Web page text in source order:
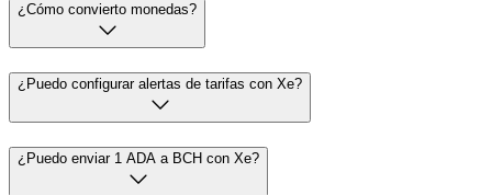
¿Cómo convierto monedas?
¿Puedo configurar alertas de tarifas con Xe?
¿Puedo enviar 1 ADA a BCH con Xe?